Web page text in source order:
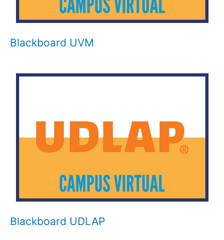
Blackboard UVM
Blackboard UDLAP